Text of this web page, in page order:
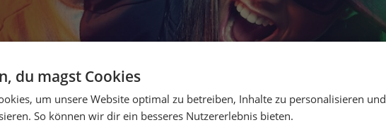
Sänger
-
du magst Cookies
um unsere Website optimal zu betreiben, Inhalte zu personalisieren und
So können wir dir ein besseres Nutzererlebnis bieten.